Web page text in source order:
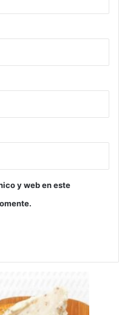
y web en este